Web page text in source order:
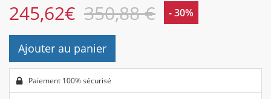
245,62€ 350,88 € - 30%
Ajouter au panier
Paiement 100% sécurisé